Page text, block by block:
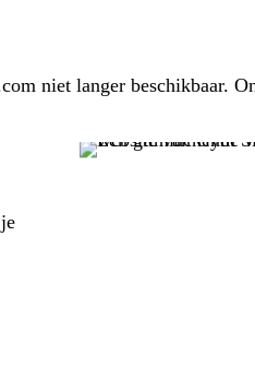
niet langer beschikbaar.